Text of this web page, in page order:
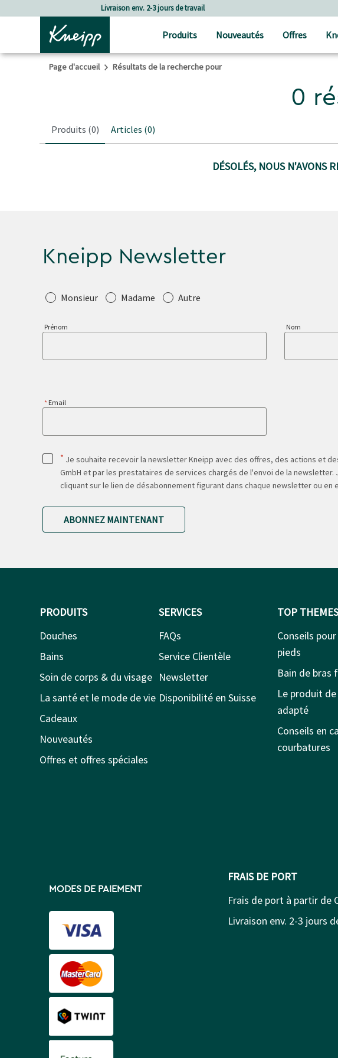
Passer au contenu principal
Passer au contenu du pied de pageLivraison env. 2-3 jours de travail
Produits Nouveautés Offres
Page d'accueil Résultats de la recherche pour
0
Produits (0) Articles (0)
DÉSOLÉS, NOUS N'AVONS
Kneipp Newsletter
Salutation
Monsieur Madame Autre
Prénom Nom
Email
* Je souhaite recevoir la newsletter Kneipp avec des offres, des actions et
GmbH et par les prestataires de services chargés de l'envoi de la newsletter.
cliquant sur le lien de désabonnement figurant dans chaque newsletter ou en
ABONNEZ MAINTENANT
PRODUITS
Douches
Bains
Soin de corps & du visage
La santé et le mode de vie
Cadeaux
Nouveautés
Offres et offres spéciales
SERVICES
FAQs
Service Clientèle
Newsletter
Disponibilité en Suisse
TOP
Conseils
pieds
Bain de bras
Le produit
adapté
Conseils en
courbatures
MODES DE PAIEMENT
FRAIS DE PORT
Frais de port à partir de
Livraison env. 2-3 jours